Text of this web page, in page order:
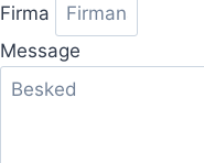
Firma
Message